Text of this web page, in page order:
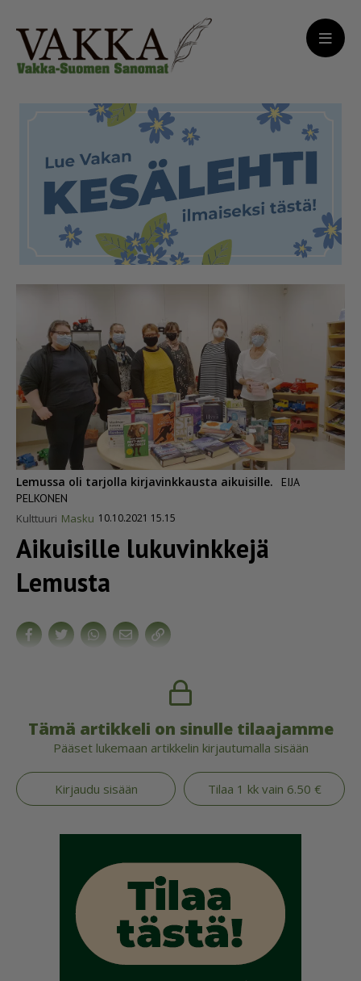
Lemussa oli tarjolla kirjavinkkausta aikuisille.
EIJA
PELKONEN
Kulttuuri Masku 10.10.2021 15.15
Aikuisille lukuvinkkejä
Lemusta
Tämä artikkeli on sinulle tilaajamme
Pääset lukemaan artikkelin kirjautumalla sisään
Kirjaudu sisään Tilaa 1 kk vain 6.50 €